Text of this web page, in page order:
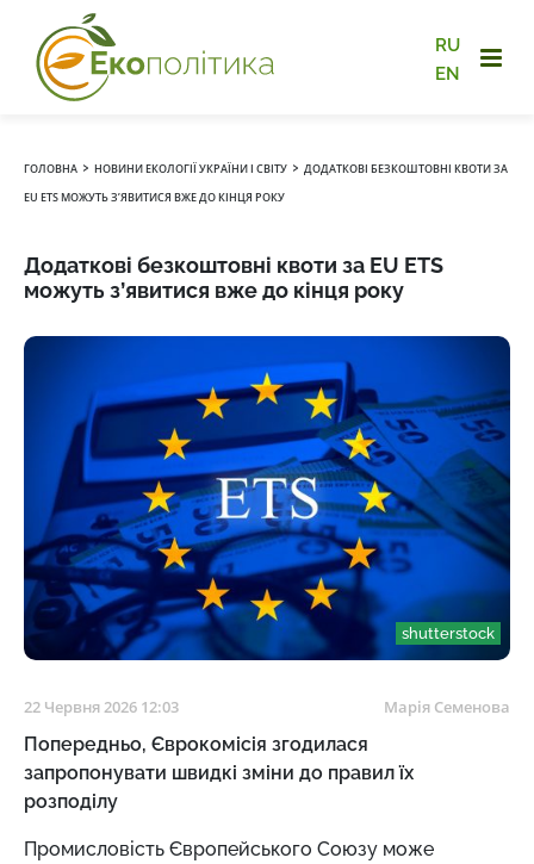
RU
EN
ГОЛОВНА › НОВИНИ ЕКОЛОГІЇ УКРАЇНИ І СВІТУ › ДОДАТКОВІ БЕЗКОШТОВНІ КВОТИ ЗА
EU ETS МОЖУТЬ З’ЯВИТИСЯ ВЖЕ ДО КІНЦЯ РОКУ
Додаткові безкоштовні квоти за EU ETS
можуть з’явитися вже до кінця року
shutterstock
22 Червня 2026 12:03 Марія Семенова
Попередньо, Єврокомісія згодилася
запропонувати швидкі зміни до правил їх
розподілу
Промисловість Європейського Союзу може